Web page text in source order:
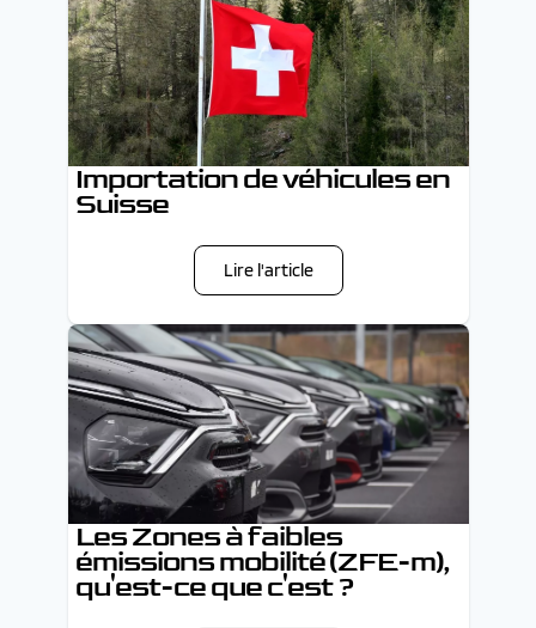
Importation de véhicules en
Suisse
Lire l'article
Les Zones à faibles
émissions mobilité (ZFE-m),
qu'est-ce que c'est ?